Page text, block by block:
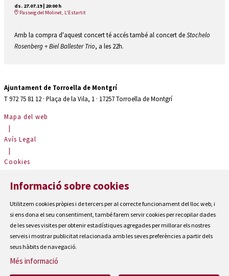
ds. 27.07.19| 20:00 h
Passeig del Molinet, L'Estartit
Amb la compra d'aquest concert té accés també al concert deStochelo
Rosenberg + Biel Ballester Trio, a les 22h.
Ajuntament de Torroella de Montgrí
T 972 75 81 12 · Plaça de la Vila, 1 · 17257 Torroella de Montgrí
Mapa del web
|
Avís Legal
|
Cookies
Contactar
Accessibilitat
Informació sobre cookies
Utilitzem cookies pròpies i de tercers per al correcte funcionament del lloc web, i
si ens dona el seu consentiment, també farem servir cookies per recopilar dades
de les seves visites per obtenir estadístiques agregades per millorar els nostres
serveis i mostrar publicitat relacionada amb les seves preferències a partir dels
seus hàbits de navegació.
Més informació